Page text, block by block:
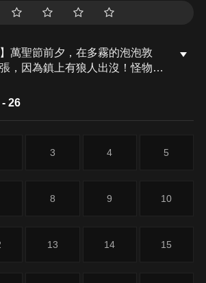
萬聖節前夕，在多霧的泡泡敦
，因為鎮上有狼人出沒！怪物偵
找到狼人嗎？
26
3 4 5
8 9 10
13 14 15